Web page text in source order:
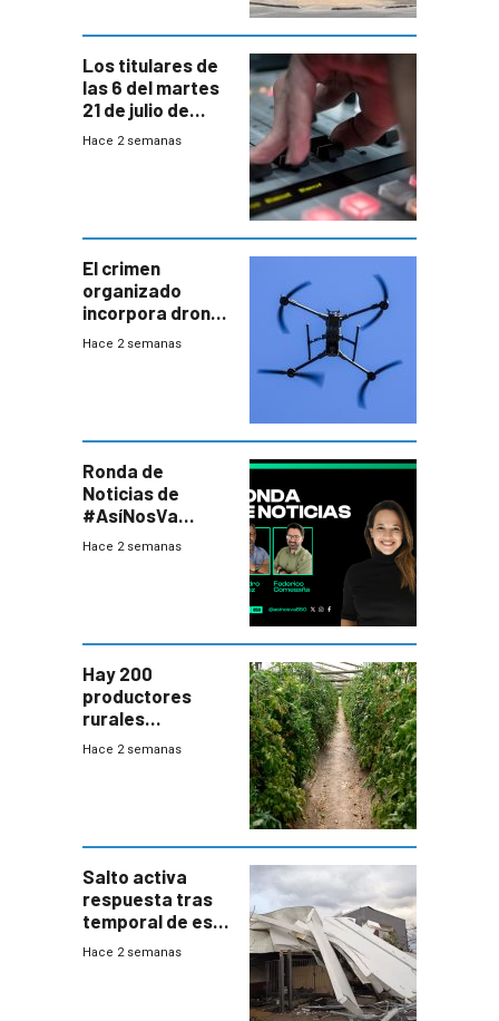
Los titulares de
las 6 del martes
21 de julio de
2026
Hace 2 semanas
El crimen
organizado
incorpora drones
y abre un nuevo
Hace 2 semanas
Ronda de
Noticias de
#AsíNosVa
(20/7/26)
Hace 2 semanas
Hay 200
productores
rurales
afectados tras
Hace 2 semanas
Salto activa
respuesta tras
temporal de este
sábado con
Hace 2 semanas